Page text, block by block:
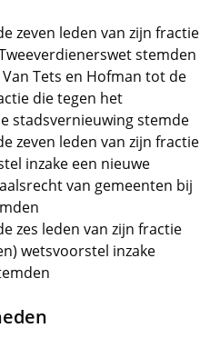
zeven leden van zijn fractie
stemden
Tets en Hofman tot de
die tegen het
stadsvernieuwing stemde
zeven leden van zijn fractie
inzake een nieuwe
van gemeenten bij
zes leden van zijn fractie
wetsvoorstel inzake